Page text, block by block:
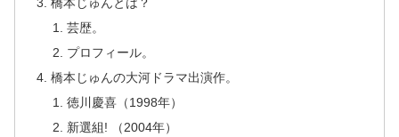
橋本じゅんとは？
芸歴。
プロフィール。
橋本じゅんの大河ドラマ出演作。
徳川慶喜（1998年）
新選組! （2004年）